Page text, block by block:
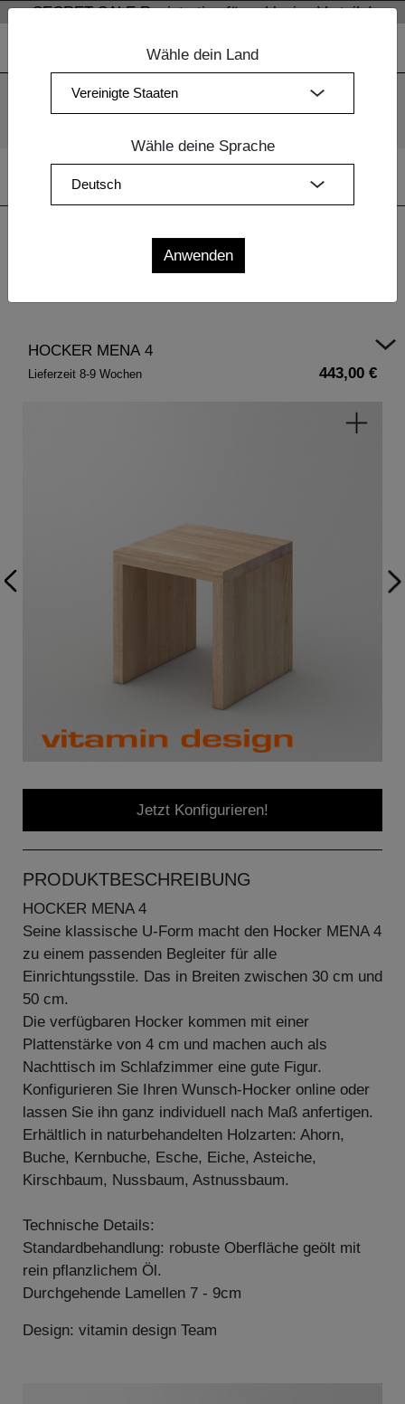
Wir verwenden Cookies. Mit der weiteren Nutzung unserer
SECRET SALE Registration für exklusive Vorteile!
Esszimmermöbel Holz|Esszimmermöbel Holz
HOCKER MENA 4
Lieferzeit 8-9 Wochen 443,00 €
Jetzt Konfigurieren!
PRODUKTBESCHREIBUNG
HOCKER MENA 4
Seine klassische U-Form macht den Hocker MENA 4
zu einem passenden Begleiter für alle
Einrichtungsstile. Das in Breiten zwischen 30 cm und
50 cm.
Die verfügbaren Hocker kommen mit einer
Plattenstärke von 4 cm und machen auch als
Nachttisch im Schlafzimmer eine gute Figur.
Konfigurieren Sie Ihren Wunsch-Hocker online oder
lassen Sie ihn ganz individuell nach Maß anfertigen.
Erhältlich in naturbehandelten Holzarten: Ahorn,
Buche, Kernbuche, Esche, Eiche, Asteiche,
Kirschbaum, Nussbaum, Astnussbaum.
Technische Details:
Standardbehandlung: robuste Oberfläche geölt mit
rein pflanzlichem Öl.
Durchgehende Lamellen 7 - 9cm
Design: vitamin design Team
Wähle dein Land
Wähle deine Sprache